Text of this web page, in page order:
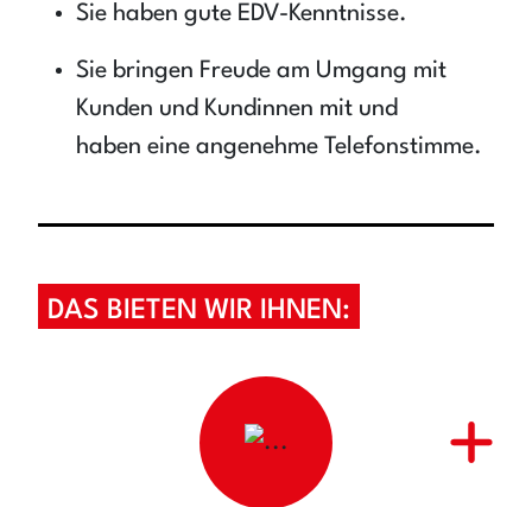
Sie haben gute EDV-Kenntnisse.
Sie bringen Freude am Umgang mit
Kunden und Kundinnen mit und
haben eine angenehme Telefonstimme.
DAS BIETEN WIR IHNEN: